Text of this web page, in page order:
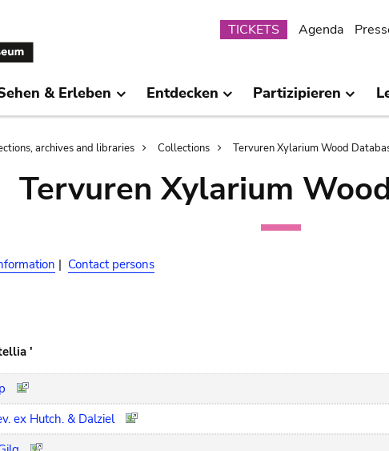
Submenu
TICKETS Agenda
& Erleben Entdecken Partizipieren
archives and libraries Collections Tervuren Xylarium Wood
Tervuren Xylarium
| Contact persons
'
ex Hutch. & Dalziel